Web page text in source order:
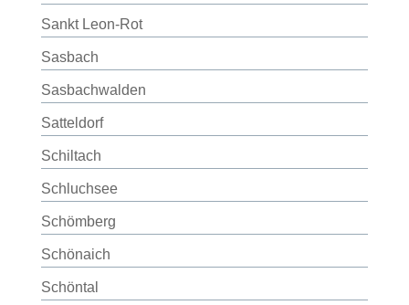
Sankt Leon-Rot
Sasbach
Sasbachwalden
Satteldorf
Schiltach
Schluchsee
Schömberg
Schönaich
Schöntal